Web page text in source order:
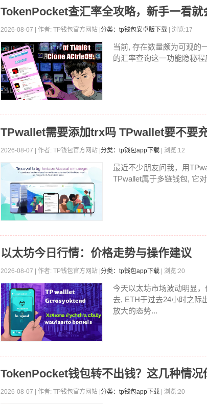
TokenPocket查汇率全攻略，新手一看就
2026-08-07 | 作者: TP钱包官方网站 | 分类：tp钱包安卓版下载 | 浏览:17
当前, 存在数量颇为可观的
的汇率查询这一功能隐秘程
TPwallet需要添加trx吗 TPwallet要不要
2026-08-07 | 作者: TP钱包官方网站 | 分类：tp钱包app下载 | 浏览:12
最近不少朋友问我，用
TPwallet属于多链钱包, 它
以太坊今日行情：价格走势与操作建议
2026-08-07 | 作者: TP钱包官方网站 | 分类：tp钱包app下载 | 浏览:20
今天以太坊市场波动明显
去, ETH于过去24小时之际
放大的态势...
TokenPocket钱包转不出钱？这几种情况
2026-08-07 | 作者: TP钱包官方网站 | 分类：tp钱包app下载 | 浏览:20